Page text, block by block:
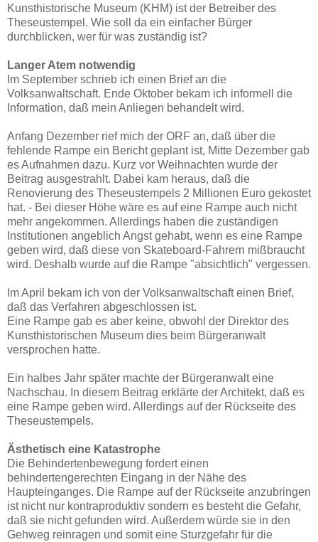
Kunsthistorische Museum (KHM) ist der Betreiber des
Theseustempel. Wie soll da ein einfacher Bürger
durchblicken, wer für was zuständig ist?
Langer Atem notwendig
Im September schrieb ich einen Brief an die
Volksanwaltschaft. Ende Oktober bekam ich informell die
Information, daß mein Anliegen behandelt wird.
Anfang Dezember rief mich der ORF an, daß über die
fehlende Rampe ein Bericht geplant ist, Mitte Dezember gab
es Aufnahmen dazu. Kurz vor Weihnachten wurde der
Beitrag ausgestrahlt. Dabei kam heraus, daß die
Renovierung des Theseustempels 2 Millionen Euro gekostet
hat. - Bei dieser Höhe wäre es auf eine Rampe auch nicht
mehr angekommen. Allerdings haben die zuständigen
Institutionen angeblich Angst gehabt, wenn es eine Rampe
geben wird, daß diese von Skateboard-Fahrern mißbraucht
wird. Deshalb wurde auf die Rampe "absichtlich" vergessen.
Im April bekam ich von der Volksanwaltschaft einen Brief,
daß das Verfahren abgeschlossen ist.
Eine Rampe gab es aber keine, obwohl der Direktor des
Kunsthistorischen Museum dies beim Bürgeranwalt
versprochen hatte.
Ein halbes Jahr später machte der Bürgeranwalt eine
Nachschau. In diesem Beitrag erklärte der Architekt, daß es
eine Rampe geben wird. Allerdings auf der Rückseite des
Theseustempels.
Ästhetisch eine Katastrophe
Die Behindertenbewegung fordert einen
behindertengerechten Eingang in der Nähe des
Haupteinganges. Die Rampe auf der Rückseite anzubringen
ist nicht nur kontraproduktiv sondern es besteht die Gefahr,
daß sie nicht gefunden wird. Außerdem würde sie in den
Gehweg reinragen und somit eine Sturzgefahr für die